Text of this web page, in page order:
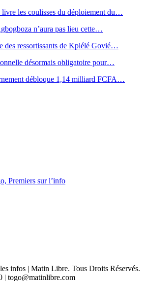
les coulisses du déploiement du…
n’aura pas lieu cette…
des ressortissants de Kplélé Govié…
désormais obligatoire pour…
débloque 1,14 milliard FCFA…
Premiers sur l’info
infos | Matin Libre. Tous Droits Réservés.
| togo@matinlibre.com